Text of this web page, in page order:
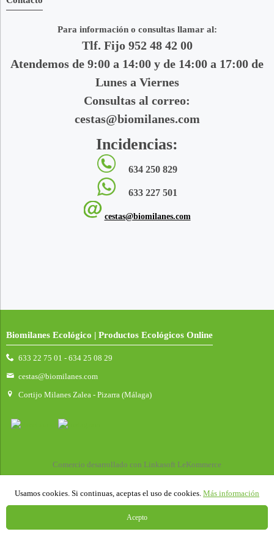
Usamos cookies. Si continuas, aceptas el uso de cookies. Más información
Acepto
Para información o consultas llamar al:
Tlf. Fijo 952 48 42 00
Atendemos de 9:00 a 14:00 y de 14:00 a 17:00 de
Lunes a Viernes
Consultas al correo:
cestas@biomilanes.com
Incidencias:
634 250 829
633 227 501
cestas@biomilanes.com
Biomilanes Ecológico | Productos Ecológicos Online
633 22 75 01 - 634 25 08 29
cestas@biomilanes.com
Cortijo Milanes Zalea - Pizarra (Málaga)
Comercio desarrollado con Linkasoft LeKommerce